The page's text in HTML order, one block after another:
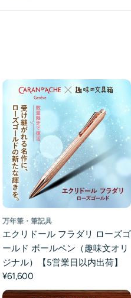
万年筆・筆記具
エクリドール フラダリ ローズゴ
ールド ボールペン（趣味文オリ
ジナル）【5営業日以内出荷】
¥61,600